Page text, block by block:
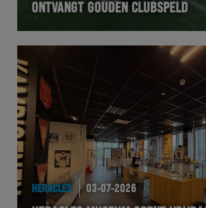
ONTVANGT GOUDEN CLUBSPELD
HERACLES 03-07-2026